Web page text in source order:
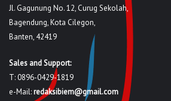
Jl. Gagunung No. 12, Curug Sekolah,
Bagendung, Kota Cilegon,
Banten, 42419
Sales and Support:
T: 0896-0429-1819
e-Mail:redaksibiem@gmail.com